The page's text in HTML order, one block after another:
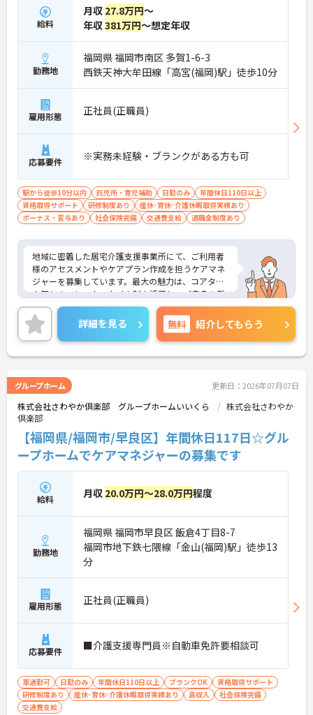
な働き方が実現できます】
・出退勤時間を自由に調整できるコアタイム無しの
・ご自宅からの直行訪問を交えて日々の移動負担を
軽減できることで、体力的なゆとりを持ちながら業
務に取り組めます
【充実した支援制度を活用して、上位資格へのステ
ップアップが期待できます】
・働きながら主任介護支援専門員を目指せる資格取
得支援制度があり、着実にケアマネジャーとしての
専門性を高めていける体制があります
れるほか、年1回の定期昇給・昇格制度により日々
の努力がしっかりと給与に還元されます
【大手グループの充実した福利厚生のもと、将来に
わたり長く働き続けられます】
・未就学児お一人につき月1万円の保育手当や育
児・介護向けの時短勤務制度が整っており、ご家庭
との両立を強力にサポートする環境です
・医療費や市販薬の補助が受けられる共済会制度に
加え、75歳までの再雇用制度が設けられていること
で、長期的な安心感を持ってご活躍いただけます
給料
月収 27.8万円～
年収381万円～想定年収
勤務地
福岡県 福岡市南区 多賀1-6-3
西鉄天神大牟田線「高宮(福岡)駅」徒歩10分
雇用形態 正社員(正職員)
応募要件 ※実務未経験・ブランクがある方も可
駅から徒歩10分以内 託児所・育児補助 日勤のみ
年間休日110日以上
資格取得サポート
研修制度あり
産休･育休･介護休暇取得実績あり
ボーナス・賞与あり
社会保険完備 交通費支給 退職金制度あり
地域に密着した居宅介護支援事業所にて、ご利用者
様のアセスメントやケアプラン作成を担うケアマネ
ジャーを募集しています。最大の魅力は、コアタイ
ム無しのフレックスタイム制を活用し、ご自身の裁
量でスケジュールを管理できる点です。ご自宅から
の直行訪問などを交えることで、日々の業務負担を
軽減しながら柔軟に働くことができます。また、未
就学児への保育手当や共済会による医療費・市販薬
の補助など、大手グループならではの手厚い福利厚
支援専門員へのステップアップを目指せる資格取得
支援制度も整っています。育児・介護向けの時短勤
務制度や75歳までの再雇用制度も完備されており、
ライフステージの変化に合わせた無理のない働き方
で、長期的に専門性を磨いていける環境です。
★おすすめPOINT★
【直行訪問とフレックス制を活用し、効率的で柔軟
な働き方が実現できます】
・出退勤時間を自由に調整できるコアタイム無しの
フレックスタイム制を採用しており、ご自身のペー
スで訪問予定を組むことが可能です
・ご自宅からの直行訪問を交えて日々の移動負担を
軽減できることで、体力的なゆとりを持ちながら業
務に取り組めます
ップアップが期待できます】
・働きながら主任介護支援専門員を目指せる資格取
得支援制度があり、着実にケアマネジャーとしての
専門性を高めていける体制があります
・上位資格の取得後は月1万円の資格手当が支給さ
れるほか、年1回の定期昇給・昇格制度により日々
の努力がしっかりと給与に還元されます
【大手グループの充実した福利厚生のもと、将来に
わたり長く働き続けられます】
詳細を見る 無料 紹介してもらう
グループホーム 更新日：2026年07月07日
株式会社さわやか倶楽部 グループホームいいくら
株式会社さわやか
倶楽部
【福岡県/福岡市/早良区】年間休日117日☆グル
ープホームでケアマネジャーの募集です
給料 月収 20.0万円～28.0万円程度
勤務地
福岡県 福岡市早良区 飯倉4丁目8-7
福岡市地下鉄七隈線「金山(福岡)駅」徒歩13
分
雇用形態 正社員(正職員)
応募要件 ■介護支援専門員※自動車免許要相談可
車通勤可 日勤のみ 年間休日110日以上 ブランクOK
資格取得サポート
研修制度あり
産休･育休･介護休暇取得実績あり 高収入
社会保険完備
交通費支給